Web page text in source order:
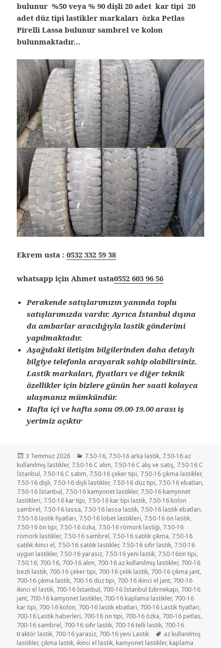
bulunur %50 veya % 90 dişli 20 adet kar tipi 20
adet düz tipi lastikler markaları özka Petlas
Pirelli Lassa bulunur sambrel ve kolon
bulunmaktadır…
Ekrem usta :0532 332 59 38
whatsapp için Ahmet usta0552 603 96 56
Perakende satışlarımızın yanında toplu
satışlarımızda vardır. Ayrıca İstanbul dışına
da ambarlar aracılığıyla lastik gönderimi
yapılmaktadır.
Aşağıdaki iletişim bilgilerinden daha detaylı
bilgiye telefonla arayarak sahip olabilirsiniz.
Lastik markaları, fiyatları ve diğer teknik
özellikler için bizlere günün her saati kolayca
ulaşmanız mümkündür.
Hafta içi ve hafta sonu 09.00-19.00 arası iş
yerimiz açıktır
Yayın
tarihi
3 Temmuz 2026 Kategoriler
7.50-16, 7.50-16 arka lastik, 7.50-16 az
kullanılmış lastikler, 7.50-16 C alım, 7.50-16 C alış ve satış, 7.50-16 C
İstanbul, 7.50-16 C satım, 7.50-16 çeker tipi, 7.50-16 çıkma lastikler,
7.50-16 dişli, 7.50-16 dişli lastikler, 7.50-16 düz tipi, 7.50-16 ebatları,
7.50-16 İstanbul, 7.50-16 kamyonet lastikler, 7.50-16 kamyonet
lastikleri, 7.50-16 kar tipi, 7.50-16 kar tipi lastik, 7.50-16 kolon
sambrel, 7.50-16 lassa, 7.50-16 lassa lastik, 7.50-16 lastik ebatları,
7.50-16 lastik fiyatları, 7.50-16 lobet lastikleri, 7.50-16 ön lastik,
7.50-16 ön tipi, 7.50-16 özka, 7.50-16 römork lastiği, 7.50-16
römork lastikler, 7.50-16 sambrel, 7.50-16 satılık çıkma, 7.50-16
satılık ikinci el, 7.50-16 satılık lastikler, 7.50-16 sıfır lastik, 7.50-16
uygun lastikler, 7.50-16 yarasız, 7.50-16 yeni lastik, 7.50-16ön tipi,
7.50.16, 700-16, 700-16 alım, 700-16 az kullanılmış lastikler, 700-16
bezli lastik, 700-16 çeker tipi, 700-16 çelik lastik, 700-16 çıkma jant,
700-16 çıkma lastik, 700-16 düz tipi, 700-16 ikinci el jant, 700-16
ikinci el lastik, 700-16 İstanbul, 700-16 İstanbul Edirnekapi, 700-16
jant, 700-16 kamyonet lastikler, 700-16 kaplama lastikler, 700-16
kar tipi, 700-16 kolon, 700-16 lastik ebatları, 700-16 Lastik fiyatları,
700-16 Lastik haberleri, 700-16 ön tipi, 700-16 özka, 700-16 petlas,
700-16 sambrel, 700-16 sıfır lastik, 700-16 telli lastik, 700-16
traktör lastik, 700-16 yarasiz, 700-16 yeni Lastik Etiketler
az kullanılmış
lastikler, çıkma lastik, ikinci el lastik, kamyonet lastikler, kaplama